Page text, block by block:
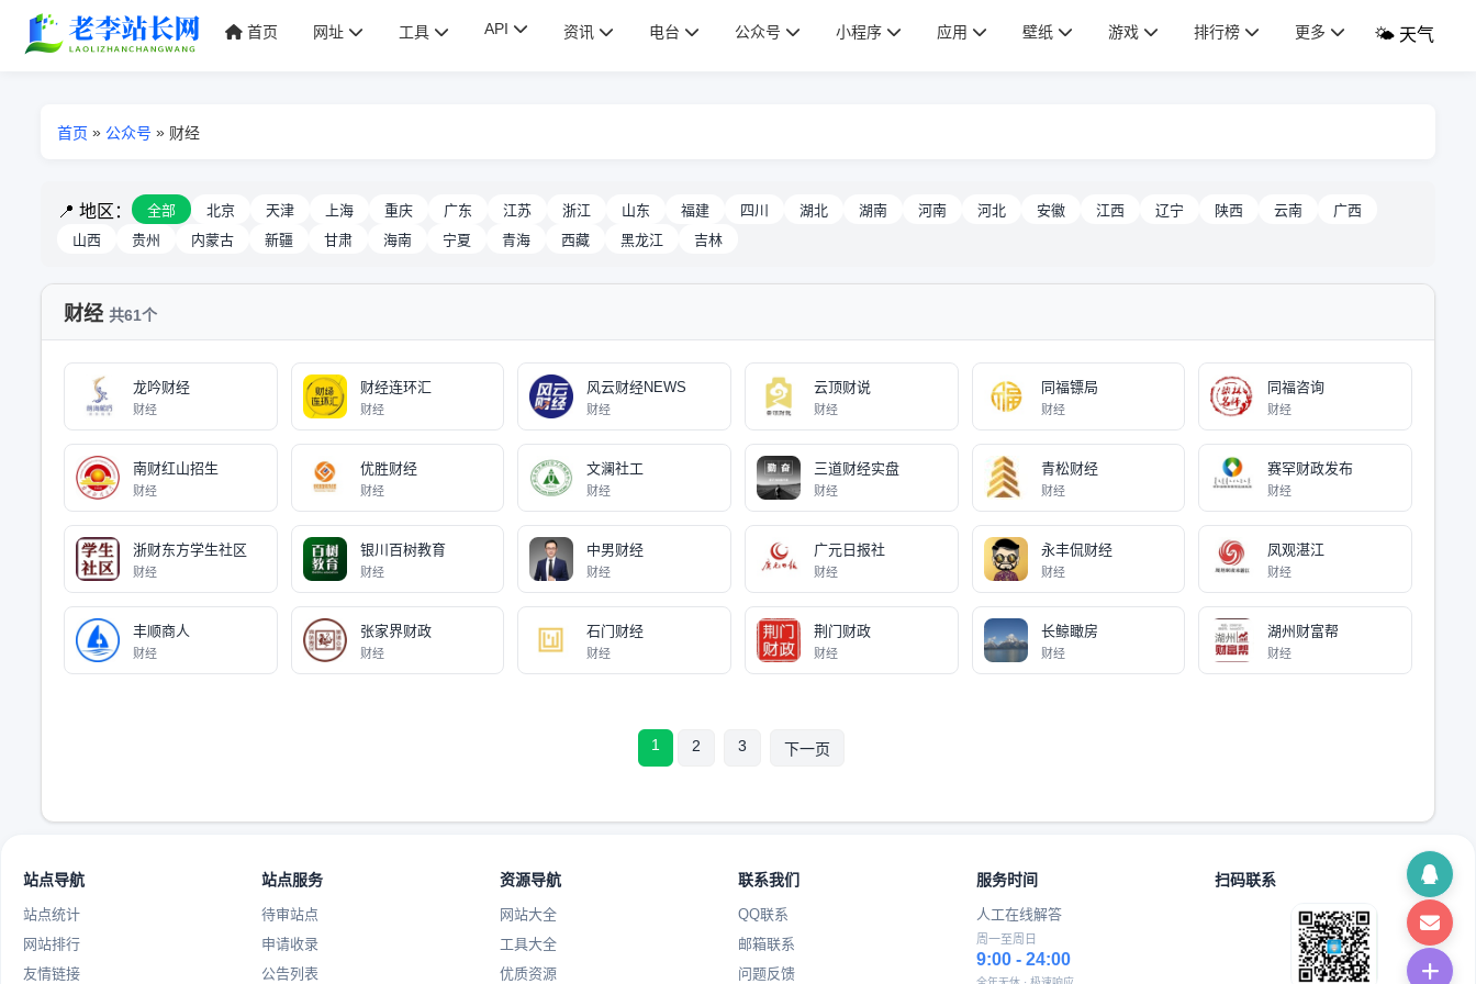
首页 网址 工具 API 资讯 电台 公众号 小程序 应用 壁纸 游戏 排行榜 更多 🌤️ 天气
首页 » 公众号 » 财经
📍 地区： 全部 北京 天津 上海 重庆 广东 江苏 浙江 山东 福建 四川 湖北 湖南 河南 河北 安徽 江西 辽宁 陕西 云南
广西
山西
贵州 内蒙古 新疆 甘肃 海南 宁夏 青海 西藏 黑龙江 吉林
财经 共61个
龙吟财经
财经
财经连环汇
财经
风云财经NEWS
财经
云顶财说
财经
同福镖局
财经
同福咨询
财经
南财红山招生
财经
优胜财经
财经
文澜社工
财经
三道财经实盘
财经
青松财经
财经
赛罕财政发布
财经
浙财东方学生社区
财经
银川百树教育
财经
中男财经
财经
广元日报社
财经
永丰侃财经
财经
凤观湛江
财经
丰顺商人
财经
张家界财政
财经
石门财经
财经
荆门财政
财经
长鲸瞰房
财经
湖州财富帮
财经
1 2 3 下一页
站点导航
站点统计
网站排行
友情链接
站点服务
待审站点
申请收录
公告列表
资源导航
网站大全
工具大全
优质资源
联系我们
QQ联系
邮箱联系
问题反馈
服务时间
人工在线解答
周一至周日
9:00 - 24:00
扫码联系